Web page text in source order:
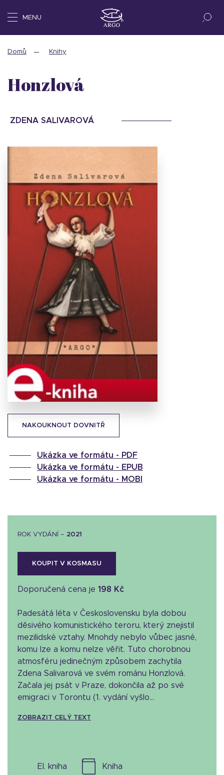
MENU
Domů Knihy
NAKOUKNOUT DOVNITŘ
Ukázka ve formátu - PDF
Ukázka ve formátu - EPUB
Ukázka ve formátu - MOBI
Honzlová
ZDENA SALIVAROVÁ
ROK VYDÁNÍ – 2021
KOUPIT V KOSMASU
Doporučená cena je 198 Kč
Padesátá léta v Československu byla dobou
děsivého komunistického teroru, který znejistil
mezilidské vztahy. Mnohdy nebylo vůbec jasné,
komu lze a komu nelze věřit. Tuto chorobnou
atmosféru jedinečným způsobem zachytila
Zdena Salivarová ve svém románu Honzlová.
Začala jej psát v Praze, dokončila až po své
emigraci v Torontu (1. vydání vyšlo...
ZOBRAZIT CELÝ TEXT
el. kniha kniha